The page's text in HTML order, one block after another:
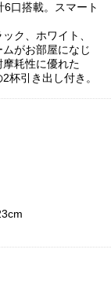
口搭載。スマート
ク、ホワイト、
がお部屋になじ
耗性に優れた
杯引き出し付き。